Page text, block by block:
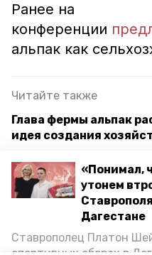
«Понимал,
утонем
Дагестане
Ставрополец Платон
Ранее на
конференции
альпак как
Читайте также
Глава фермы альпак
идея создания
Альпаки не прописаны
заводчик из
Ферма альпак на
благодаря СМИ